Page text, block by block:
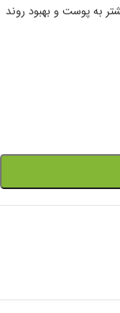
به پوست و بهبود روند